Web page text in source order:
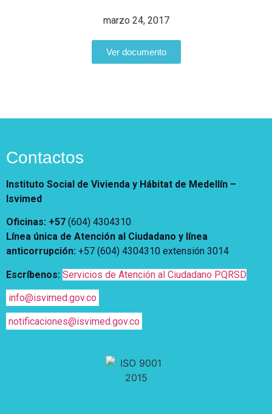
Vivienda un proyecto
Acompañamiento Social
¿Qué es el ISVIMED?
fuente
Contraste
Centro de relevo
Más Información sobre Accesibilidad
marzo 24, 2017
Ver documento
Contactos
Instituto Social de Vivienda y Hábitat de Medellín –
Isvimed
Oficinas: +57 (604) 4304310
Línea única de Atención al Ciudadano y línea
anticorrupción: +57 (604) 4304310 extensión 3014
Escríbenos: Servicios de Atención al Ciudadano PQRSD
info@isvimed.gov.co
notificaciones@isvimed.gov.co